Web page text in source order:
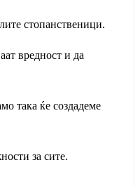
стопанственици.
вредност и да
така ќе создадеме
за сите.